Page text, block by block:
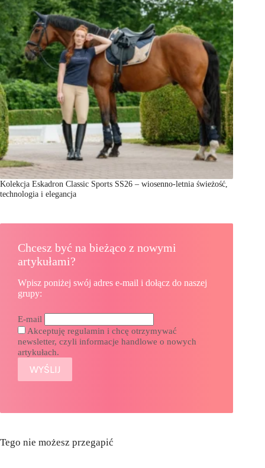
Kolekcja Eskadron Classic Sports SS26 – wiosenno-letnia świeżość,
technologia i elegancja
Chcesz być na bieżąco z nowymi
artykułami?
Wpisz poniżej swój adres e-mail i dołącz do naszej
grupy:
E-mail
Akceptuję regulamin i chcę otrzymywać
newsletter, czyli informacje handlowe o nowych
artykułach.
Tego nie możesz przegapić